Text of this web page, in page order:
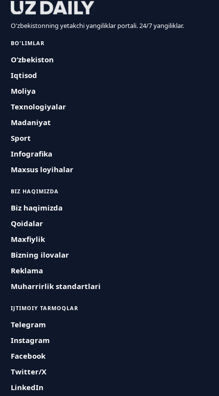
O'zbekistonning yetakchi yangiliklar portali. 24/7 yangiliklar.
BO'LIMLAR
O‘zbekiston
Iqtisod
Moliya
Texnologiyalar
Madaniyat
Sport
Infografika
Maxsus loyihalar
BIZ HAQIMIZDA
Biz haqimizda
Qoidalar
Maxfiylik
Bizning ilovalar
Reklama
Muharrirlik standartlari
IJTIMOIY TARMOQLAR
Telegram
Instagram
Facebook
Twitter/X
LinkedIn